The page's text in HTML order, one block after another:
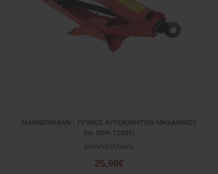
MANNESMANN - ΓΡΥΛΟΣ ΑΥΤΟΚΙΝΗΤΩΝ ΜΗΧΑΝΙΚΟΣ
1tn (009-Τ1000)
MANNESMANN
25,90€